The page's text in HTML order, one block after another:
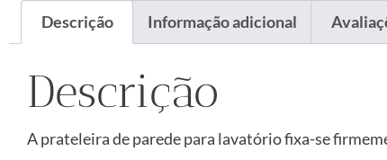
Descrição Informação adicional
Descrição
A prateleira de parede para lavatório fixa-se